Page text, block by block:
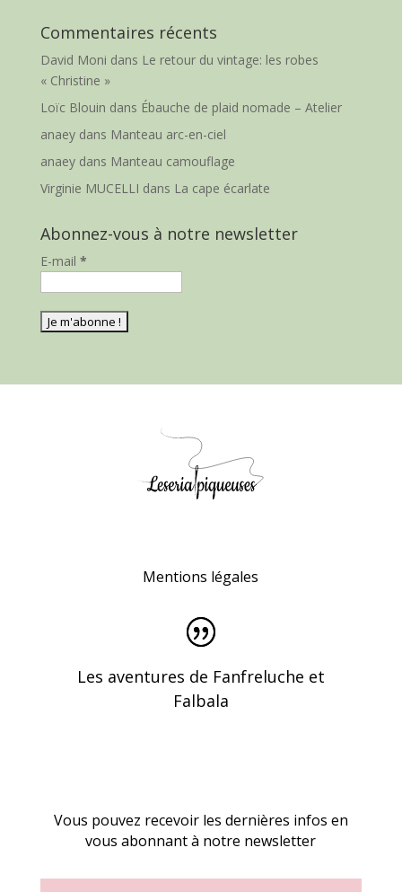
Commentaires récents
David Moni dans Le retour du vintage: les robes
« Christine »
Loïc Blouin dans Ébauche de plaid nomade – Atelier
anaeydans Manteau arc-en-ciel
anaeydans Manteau camouflage
Virginie MUCELLI dans La cape écarlate
Abonnez-vous à notre newsletter
E-mail *
Mentions légales
Les aventures de Fanfreluche et
Falbala
Vous pouvez recevoir les dernières infos en
vous abonnant à notre newsletter